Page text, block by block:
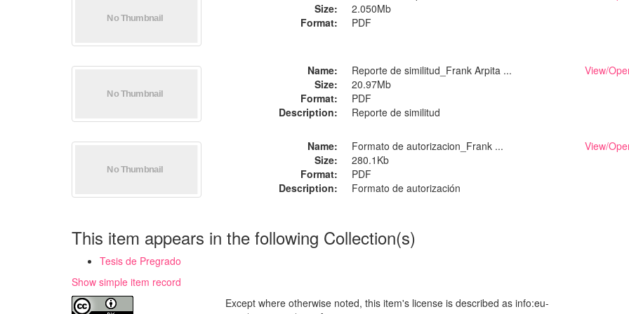
Size:
2.050Mb
Format:
PDF
Name:
Reporte de similitud_Frank Arpita ...
Size:
20.97Mb
Format:
PDF
Description:
Reporte de similitud
View/
Name:
Formato de autorizacion_Frank ...
Size:
280.1Kb
Format:
PDF
Description:
Formato de autorización
View/
This item appears in the following Collection(s)
Tesis de Pregrado
Show simple item record
Except where otherwise noted, this item's license is described as info:eu-